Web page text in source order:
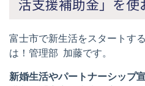
活支援補助金」を使
富士市で新生活をスタートす
は！管理部 加藤です。
新婚生活やパートナーシップ